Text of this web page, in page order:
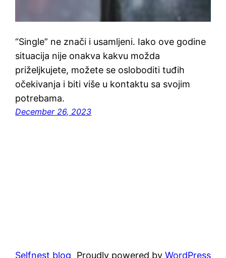
“Single” ne znači i usamljeni. Iako ove godine
situacija nije onakva kakvu možda
priželjkujete, možete se osloboditi tuđih
očekivanja i biti više u kontaktu sa svojim
potrebama.
December 26, 2023
Selfnest blog Proudly powered by WordPress